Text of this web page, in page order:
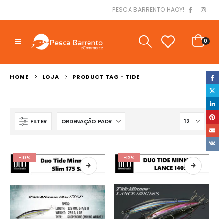
PESCA BARRENTO HAOY!
0
HOME LOJA PRODUCT TAG - TIDE
FILTER
-10% -12%